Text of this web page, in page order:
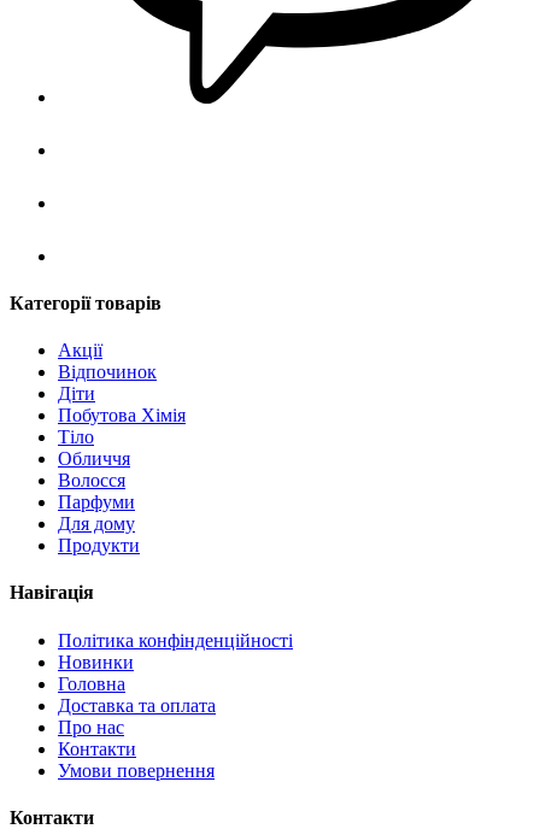
Категорії товарів
Акції
Відпочинок
Діти
Побутова Хімія
Тіло
Обличчя
Волосся
Парфуми
Для дому
Продукти
Навігація
Політика конфінденційності
Новинки
Головна
Доставка та оплата
Про нас
Контакти
Умови повернення
Контакти